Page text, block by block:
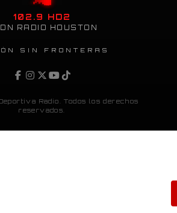
102.9 HD2
RADIO HOUSTON
SIN FRONTERAS
Radio. Todos los derechos
reservados.